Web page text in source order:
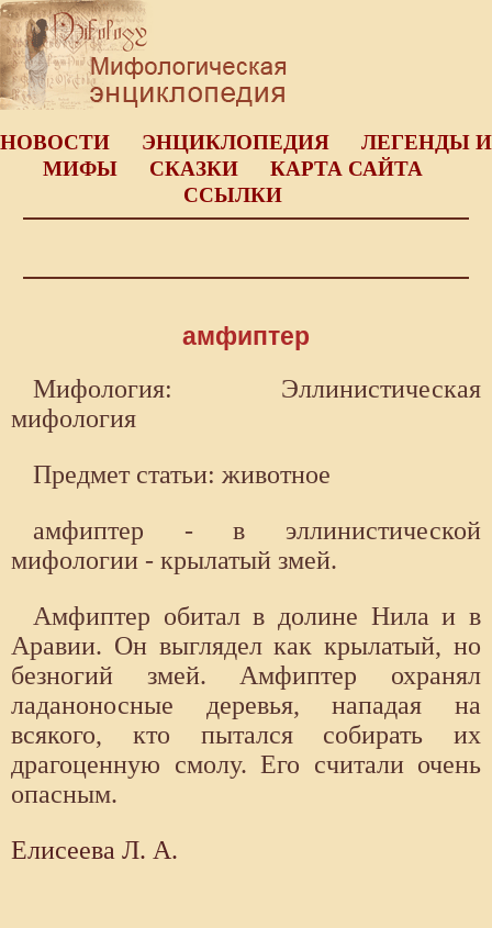
НОВОСТИ ЭНЦИКЛОПЕДИЯ
ЛЕГЕНДЫ И
МИФЫ
СКАЗКИ
КАРТА САЙТА
ССЫЛКИ
амфиптер
Мифология: Эллинистическая
мифология
Предмет статьи: животное
амфиптер - в эллинистической
мифологии - крылатый змей.
Амфиптер обитал в долине Нила и в
Аравии. Он выглядел как крылатый, но
безногий змей. Амфиптер охранял
ладаноносные деревья, нападая на
всякого, кто пытался собирать их
драгоценную смолу. Его считали очень
опасным.
Елисеева Л. А.